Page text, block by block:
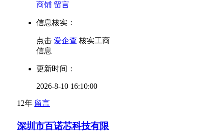
商铺 留言
信息核实：
点击 爱企查 核实工商
信息
更新时间：
2026-8-10 16:10:00
12年 留言
深圳市百诺芯科技有限